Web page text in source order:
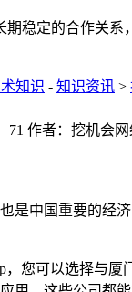
期稳定的合作关
知识 - 知识资讯 >
71 作者：挖机会
是中国重要的经
，您可以选择与